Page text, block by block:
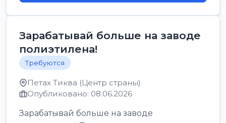
Зарабатывай больше на заводе
полиэтилена!
Требуются
Петах Тиква (Центр страны)
Опубликовано: 08.06.2026
Зарабатывай больше на заводе